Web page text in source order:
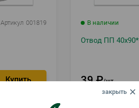
Артикул 001819 В наличии
Отвод ПП 40х90*
39 ₽ шт.